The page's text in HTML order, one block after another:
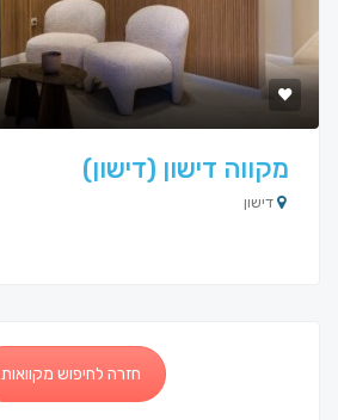
מקווה דישון (דישון)
דישון
חזרה לחיפוש מקוואות